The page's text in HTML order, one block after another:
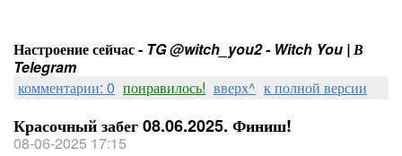
Настроение сейчас - TG @witch_you2 - Witch You | В
Telegram
комментарии: 0 понравилось! вверх^ к полной версии
Красочный забег 08.06.2025. Финиш!
08-06-2025 17:15